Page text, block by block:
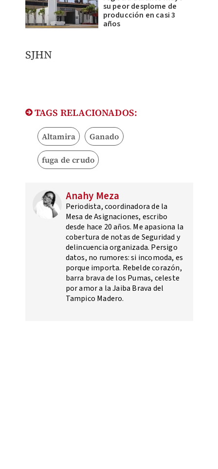
su peor desplome de
producción en casi 3
años
SJHN
TAGS RELACIONADOS:
Altamira Ganado
fuga de crudo
Anahy Meza
Periodista, coordinadora de la
Mesa de Asignaciones, escribo
desde hace 20 años. Me apasiona la
cobertura de notas de Seguridad y
delincuencia organizada. Persigo
datos, no rumores: si incomoda, es
porque importa. Rebelde corazón,
barra brava de los Pumas, celeste
por amor a la Jaiba Brava del
Tampico Madero.